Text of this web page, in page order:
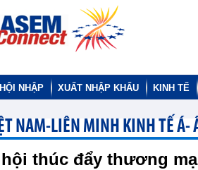
HỘI NHẬP XUẤT NHẬP KHẨU KINH TẾ
NAM-LIÊN MINH KINH TẾ Á-
thúc đẩy thương